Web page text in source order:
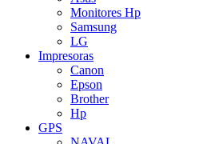
Monitores Hp
Samsung
LG
Impresoras
Canon
Epson
Brother
Hp
GPS